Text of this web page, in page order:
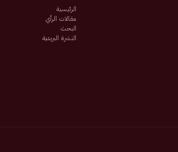
الرئيسية
مقالات الرأي
البحث
النشرة البريدية